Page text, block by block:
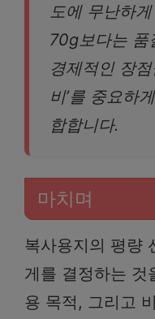
도에 무난하
70g보다는 품
경제적인 장
비’를 중요하
합합니다.
마치며
복사용지의 평량
게를 결정하는 것
용 목적, 그리고